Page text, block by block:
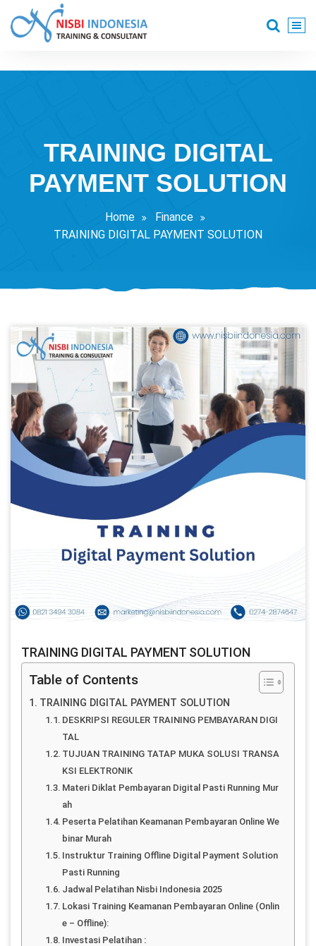
content
TRAINING DIGITAL
PAYMENT SOLUTION
Home
Finance
TRAINING DIGITAL PAYMENT SOLUTION
TRAINING DIGITAL PAYMENT SOLUTION
Table of Contents
TRAINING DIGITAL PAYMENT SOLUTION
DESKRIPSI REGULER TRAINING PEMBAYARAN DIGI
TAL
TUJUAN TRAINING TATAP MUKA SOLUSI TRANSA
KSI ELEKTRONIK
Materi Diklat Pembayaran Digital Pasti Running Mur
ah
Peserta Pelatihan Keamanan Pembayaran Online We
binar Murah
Instruktur Training Offline Digital Payment Solution
Pasti Running
Jadwal Pelatihan Nisbi Indonesia 2025
Lokasi Training Keamanan Pembayaran Online (Onlin
e – Offline):
Investasi Pelatihan :